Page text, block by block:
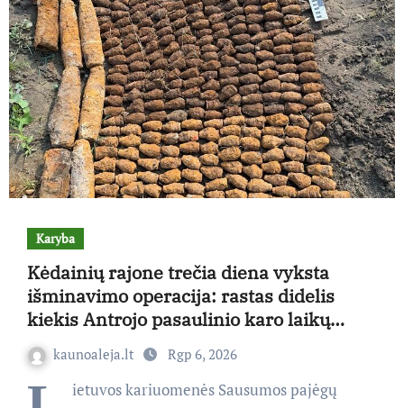
Karyba
Kėdainių rajone trečia diena vyksta
išminavimo operacija: rastas didelis
kiekis Antrojo pasaulinio karo laikų
standartinės amunicijos ir jos dalių
kaunoaleja.lt Rgp 6, 2026
ietuvos kariuomenės Sausumos pajėgų